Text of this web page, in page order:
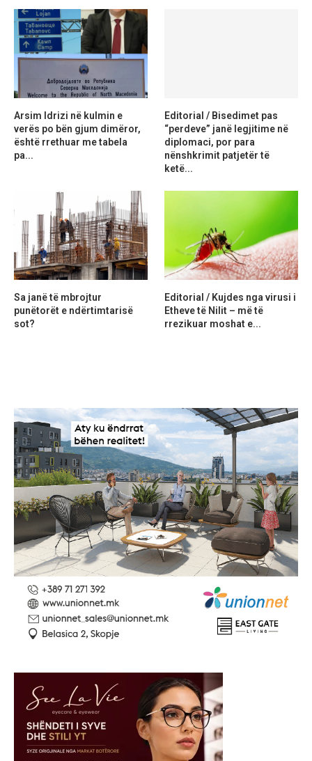
Arsim Idrizi në kulmin e
verës po bën gjum dimëror,
është rrethuar me tabela
pa...
Editorial / Bisedimet pas
“perdeve” janë legjitime në
diplomaci, por para
nënshkrimit patjetër të
ketë...
Sa janë të mbrojtur
punëtorët e ndërtimtarisë
sot?
Editorial / Kujdes nga virusi i
Etheve të Nilit – më të
rrezikuar moshat e...